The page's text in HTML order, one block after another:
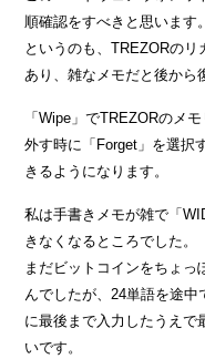
順確認をすべきと思います。
というのも、TREZORの
あり、雑なメモだと後から
「Wipe」でTREZORのメ
外す時に「Forget」を選択
きるようになります。
私は手書きメモが雑で「
きなくなるところでした。
まだビットコインをちょ
んでしたが、24単語を途
に最後まで入力したうえで
いです。